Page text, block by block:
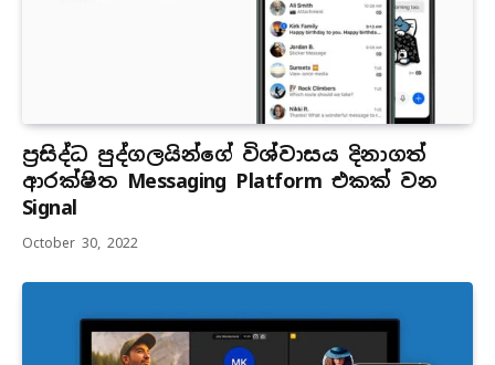
ප්‍රසිද්ධ පුද්ගලයින්ගේ විශ්වාසය දිනාගත්
ආරක්ෂිත Messaging Platform එකක් වන
Signal
October 30, 2022